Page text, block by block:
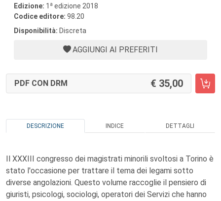
Edizione: 1 a edizione 2018
Codice editore: 98.20
Disponibilità: Discreta
AGGIUNGI AI PREFERITI
PDF CON DRM 35,00
DESCRIZIONE INDICE DETTAGLI
Il XXXIII congresso dei magistrati minorili svoltosi a Torino è
stato l'occasione per trattare il tema dei legami sotto
diverse angolazioni. Questo volume raccoglie il pensiero di
giuristi, psicologi, sociologi, operatori dei Servizi che hanno